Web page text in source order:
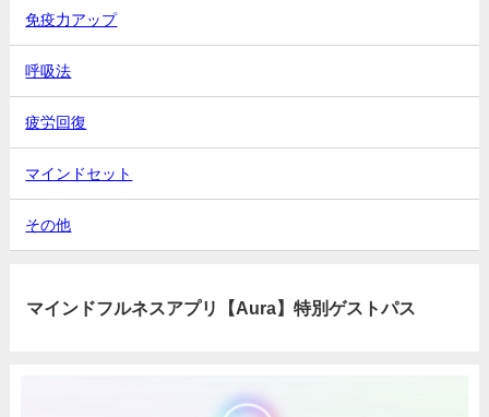
免疫力アップ
呼吸法
疲労回復
マインドセット
その他
マインドフルネスアプリ【Aura】特別ゲストパス